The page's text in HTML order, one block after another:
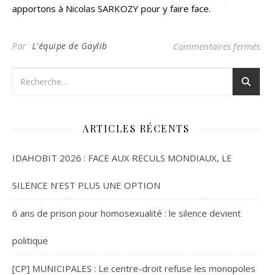
apportons à Nicolas SARKOZY pour y faire face.
Par L'équipe de Gaylib Commentaires fermés
ARTICLES RÉCENTS
IDAHOBIT 2026 : FACE AUX RECULS MONDIAUX, LE
SILENCE N’EST PLUS UNE OPTION
6 ans de prison pour homosexualité : le silence devient
politique
[CP] MUNICIPALES : Le centre-droit refuse les monopoles